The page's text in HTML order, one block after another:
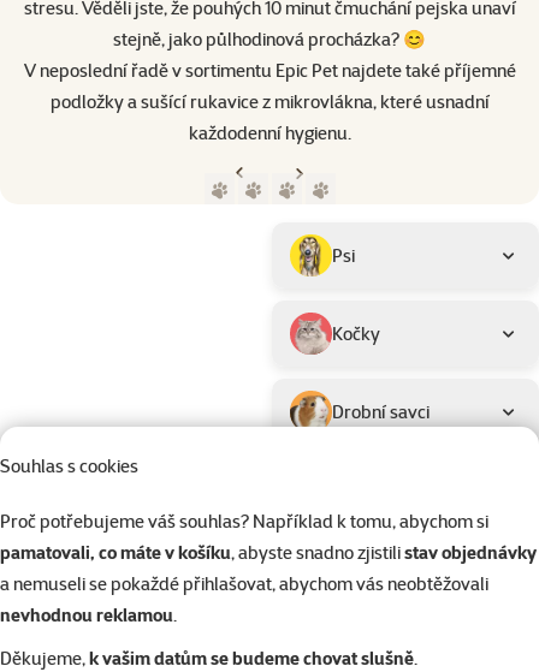
Souhlas s cookies
Proč potřebujeme váš souhlas? Například k tomu, abychom si
pamatovali, co máte v košíku, abyste snadno zjistilistav objednávky
a nemuseli se pokaždé přihlašovat, abychom vás neobtěžovali
nevhodnou reklamou.
Děkujeme,k vašim datům se budeme chovat slušně.
stresu. Věděli jste, že pouhých 10 minut čmuchání pejska unaví
stejně, jako půlhodinová procházka? 😊
V neposlední řadě v sortimentu Epic Pet najdete také příjemné
podložky a sušící rukavice z mikrovlákna, které usnadní
každodenní hygienu.
Předchozí stranaNásledující strana
Podkategorie
Psi
Kočky
Drobní savci
1
Hodnocení
Hodnocení 100%
Materiál
Aktivní uhlí
Seřadit